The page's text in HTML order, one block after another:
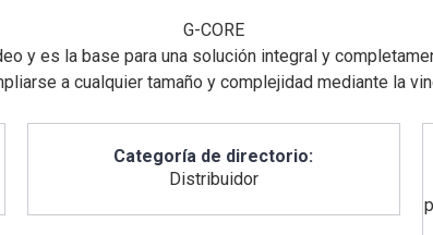
G-CORE
y es la base para una solución integral y
a cualquier tamaño y complejidad mediante la
Categoría de directorio:
Distribuidor